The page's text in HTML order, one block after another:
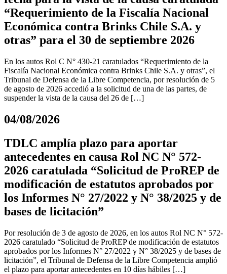
“Requerimiento de la Fiscalía Nacional
Económica contra Brinks Chile S.A. y
otras” para el 30 de septiembre 2026
En los autos Rol C N° 430-21 caratulados “Requerimiento de la
Fiscalía Nacional Económica contra Brinks Chile S.A. y otras”, el
Tribunal de Defensa de la Libre Competencia, por resolución de 5
de agosto de 2026 accedió a la solicitud de una de las partes, de
suspender la vista de la causa del 26 de […]
04/08/2026
TDLC amplía plazo para aportar
antecedentes en causa Rol NC N° 572-
2026 caratulada “Solicitud de ProREP de
modificación de estatutos aprobados por
los Informes N° 27/2022 y N° 38/2025 y de
bases de licitación”
Por resolución de 3 de agosto de 2026, en los autos Rol NC N° 572-
2026 caratulado “Solicitud de ProREP de modificación de estatutos
aprobados por los Informes N° 27/2022 y N° 38/2025 y de bases de
licitación”, el Tribunal de Defensa de la Libre Competencia amplió
el plazo para aportar antecedentes en 10 días hábiles […]